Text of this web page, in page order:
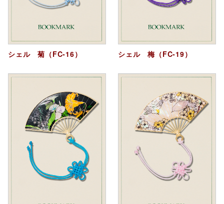
シェル 菊（FC-16） シェル 梅（FC-19）